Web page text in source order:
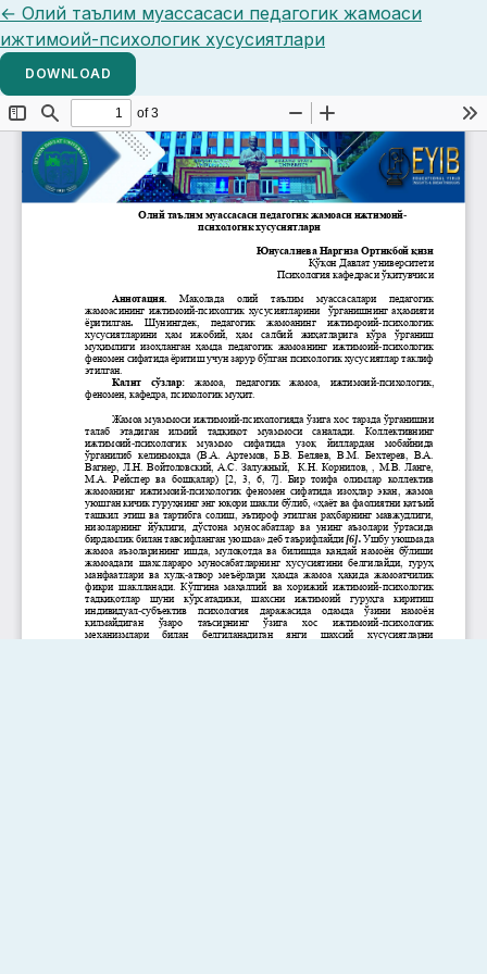
← Return to Article Details
Олий таълим муассасаси педагогик жамоаси
ижтимоий-психологик хусусиятлари
DOWNLOAD